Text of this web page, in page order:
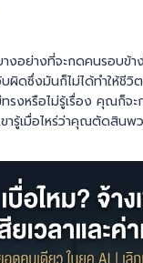
อย่างที่จะกดคนรอบข้า
บผิดซึ่งมันก็ไม่ได้ทำให้
งหรือไม่รู้เรื่อง คุณก็จ
รู้เมื่อไหร่ว่าคุณตัดสินพ